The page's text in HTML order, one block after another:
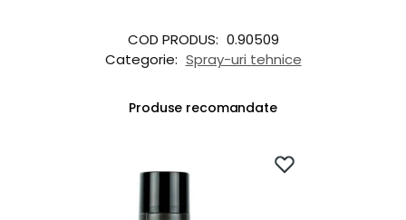
COD PRODUS: 0.90509
Categorie: Spray-uri tehnice
Produse recomandate